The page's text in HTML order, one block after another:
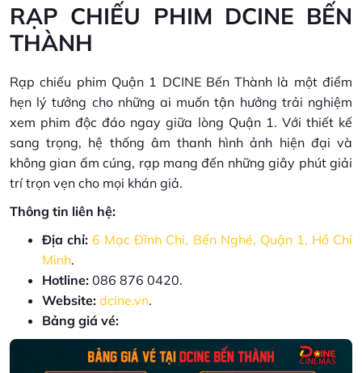
RẠP CHIẾU PHIM DCINE BẾN
THÀNH
Rạp chiếu phim Quận 1 DCINE Bến Thành là một điểm
hẹn lý tưởng cho những ai muốn tận hưởng trải nghiệm
xem phim độc đáo ngay giữa lòng Quận 1. Với thiết kế
sang trọng, hệ thống âm thanh hình ảnh hiện đại và
không gian ấm cúng, rạp mang đến những giây phút giải
trí trọn vẹn cho mọi khán giả.
Thông tin liên hệ:
Địa chỉ: 6 Mạc Đĩnh Chi, Bến Nghé, Quận 1, Hồ Chí
Minh.
Hotline: 086 876 0420.
Website: dcine.vn.
Bảng giá vé: